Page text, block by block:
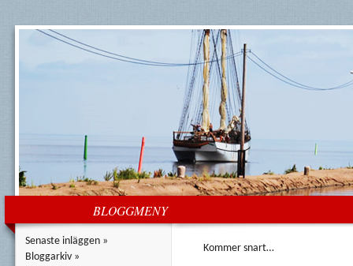
BLOGGMENY
Senaste inläggen »
Bloggarkiv »
Kommer snart…